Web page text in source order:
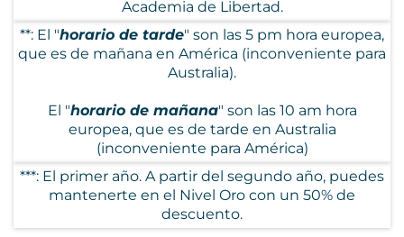
Academia de Libertad.
**: El "horario de tarde" son las 5 pm hora europea,
que es de mañana en América (inconveniente para
Australia).
El "horario de mañana" son las 10 am hora
europea, que es de tarde en Australia
(inconveniente para América)
***: El primer año. A partir del segundo año, puedes
mantenerte en el Nivel Oro con un 50% de
descuento.